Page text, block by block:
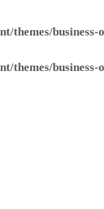
themes/
themes/